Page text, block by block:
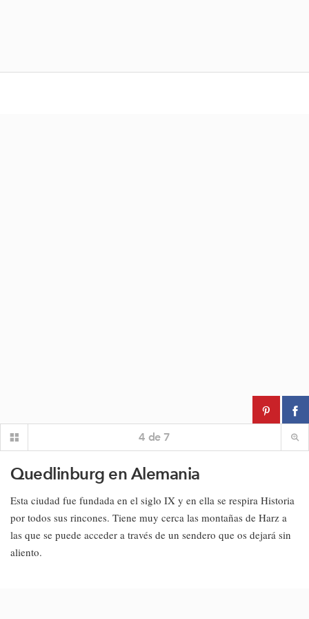
4 de 7
Quedlinburg en Alemania
Esta ciudad fue fundada en el siglo IX y en ella se respira Historia
por todos sus rincones. Tiene muy cerca las montañas de Harz a
las que se puede acceder a través de un sendero que os dejará sin
aliento.